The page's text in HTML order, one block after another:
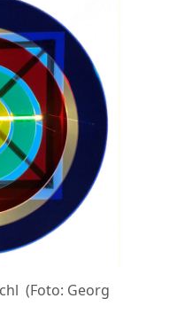
(Foto: Georg